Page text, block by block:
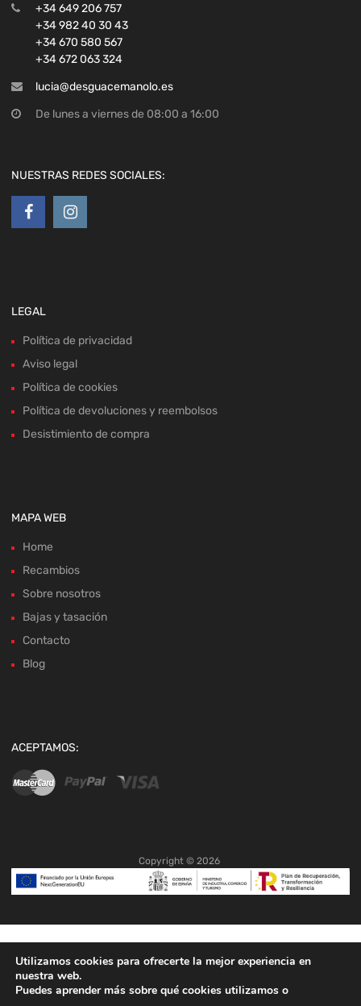
+34 649 206 757
+34 982 40 30 43
+34 670 580 567
+34 672 063 324
lucia@desguacemanolo.es
De lunes a viernes de 08:00 a 16:00
NUESTRAS REDES SOCIALES:
LEGAL
Política de privacidad
Aviso legal
Política de cookies
Política de devoluciones y reembolsos
Desistimiento de compra
MAPA WEB
Home
Recambios
Sobre nosotros
Bajas y tasación
Contacto
Blog
ACEPTAMOS:
Copyright © 2026
Utilizamos cookies para ofrecerte la mejor experiencia en
nuestra web.
Puedes aprender más sobre qué cookies utilizamos o